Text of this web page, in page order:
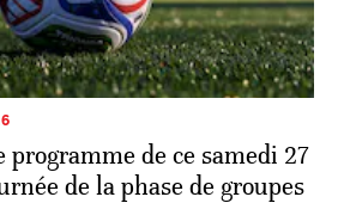
de ce samedi 27
de la phase de groupes